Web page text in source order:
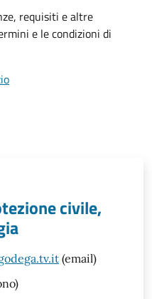
requisiti e altre
e le condizioni di
civile,
(email)